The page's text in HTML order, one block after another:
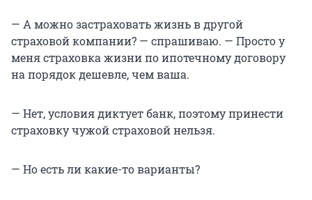
— А можно застраховать жизнь в другой
страховой компании? — спрашиваю. — Просто у
меня страховка жизни по ипотечному договору
на порядок дешевле, чем ваша.
— Нет, условия диктует банк, поэтому принести
страховку чужой страховой нельзя.
— Но есть ли какие-то варианты?